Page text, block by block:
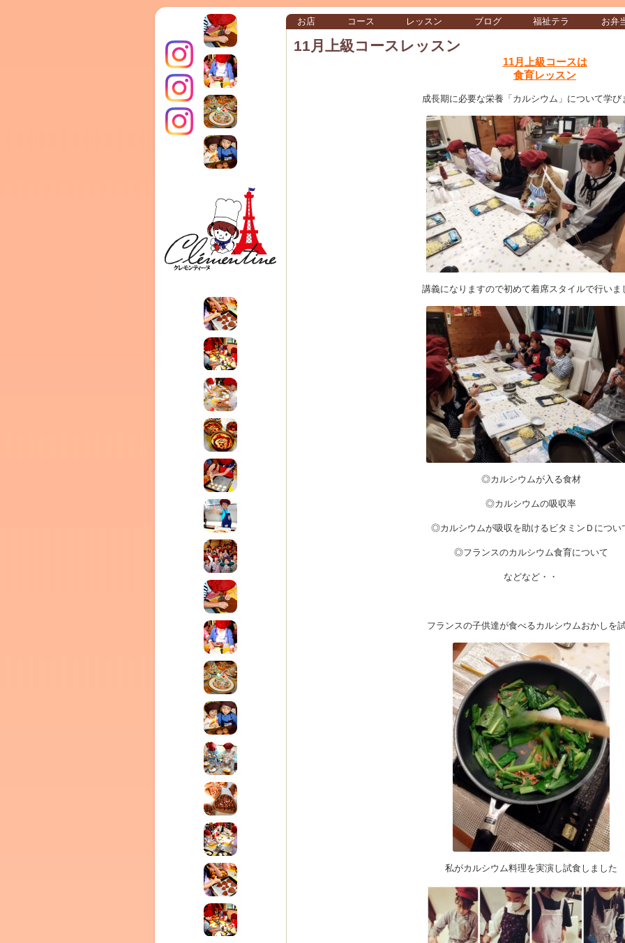
クレモンティーヌ – 新百合ヶ丘の料理教
室・テイクアウト Clémentine (produced
by CEDO)
お店 コース レッスン ブログ 福祉テラ お弁
インス
タグラ
11月上級コースレッスン
11月上級コースは
食育レッスン
成長期に必要な栄養「カルシウム」について学び
講義になりますので初めて着席スタイルで行いま
◎カルシウムが入る食材
◎カルシウムの吸収率
◎カルシウムが吸収を助けるビタミンＤについ
◎フランスのカルシウム食育について
などなど・・
フランスの子供達が食べるカルシウムおかしを
私がカルシウム料理を実演し試食しました